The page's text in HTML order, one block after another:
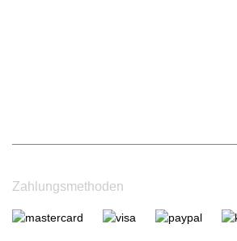
Zahlungsmethoden